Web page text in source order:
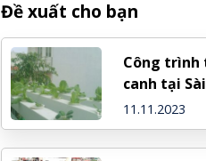
Đề xuất cho bạn
Công
canh tại
11.11.2023